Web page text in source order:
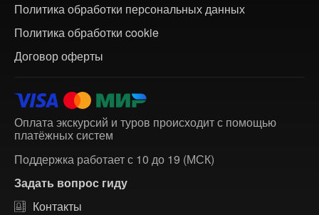
Политика обработки персональных данных
Политика обработки cookie
Договор оферты
Оплата экскурсий и туров происходит с помощью
платёжных систем
Поддержка работает с 10 до 19 (МСК)
Задать вопрос гиду
Контакты